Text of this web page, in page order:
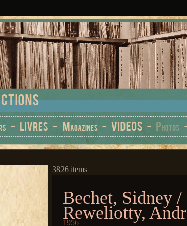
3826 items
Bechet, Sidney /
Reweliotty, Andr
1956